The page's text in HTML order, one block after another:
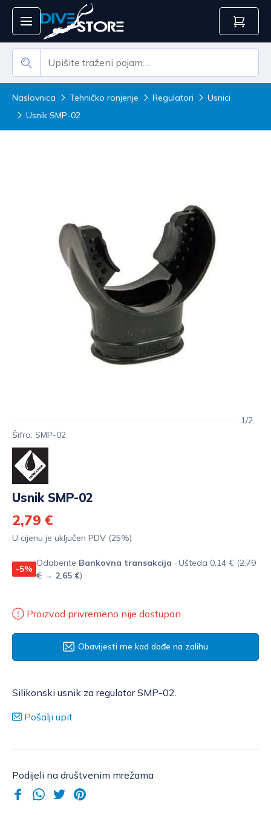
Naslovnica Tehničko ronjenje Regulatori
Usnici
Usnik SMP-02
1/2
Šifra: SMP-02
Usnik SMP-02
2,79 €
U cijenu je uključen PDV (25%)
-5%
Odaberite Bankovna transakcija · Ušteda 0,14 € (2,79
€ → 2,65 €)
Proizvod privremeno nije dostupan.
Obavijesti me kad dođe na zalihu
Silikonski usnik za regulator SMP-02.
Pošalji upit
Podijeli na društvenim mrežama